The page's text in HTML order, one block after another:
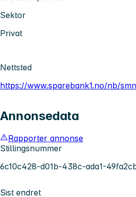
Sektor
Privat
Nettsted
https://www.sparebank1.no/nb/smn
Annonsedata
Rapporter annonse
Stillingsnummer
6c10c428-d01b-438c-ada1-
Sist endret